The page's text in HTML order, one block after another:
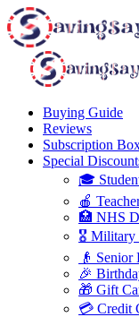
Buying Guide
Reviews
Subscription
Special
🎓
🍎
🏥 NHS
🎖️ Military
👴 Senior
🎉
🎁 Gift
💳 Credit